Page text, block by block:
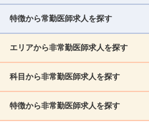
北海道 青森県 岩手県
茨城県 栃木県 群馬県
神奈川県 山梨県
北信越
内科系
消化器科 呼吸器科
リウマチ科 外科 消化器外科
脳神経外科 乳腺外科 泌尿器科
特徴から常勤医師求人を探す
救急対応なし 女性医師歓迎
施設長募集 年齢不問 外来のみ
エリアから非常勤医師求人を探す
北海道・東北
北海道 青森県 岩手県
科目から非常勤医師求人を探す
内科系
特徴から非常勤医師求人を探す